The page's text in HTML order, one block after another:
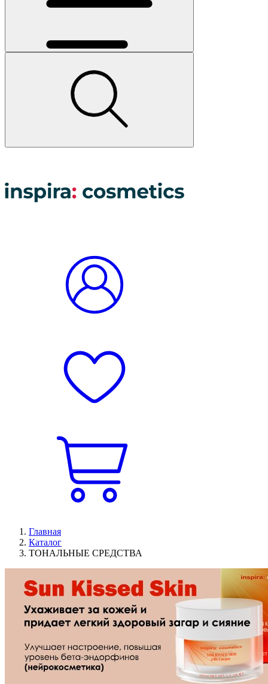
Главная
Каталог
ТОНАЛЬНЫЕ СРЕДСТВА